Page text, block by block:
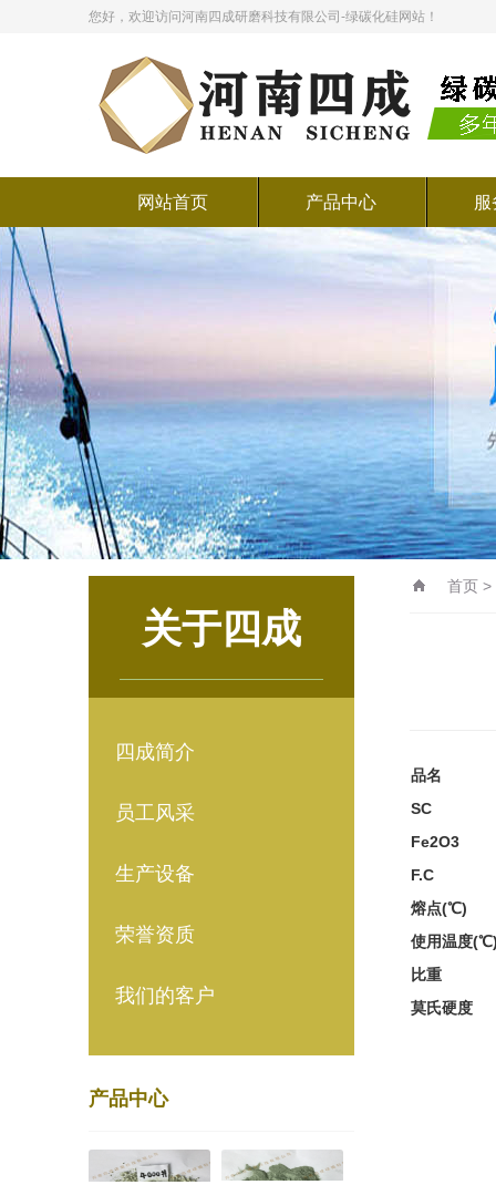
您好，欢迎访问河南四成研磨科技有限公司-绿碳化硅网站！
网站首页 产品中心
关于四成
四成简介
员工风采
生产设备
荣誉资质
我们的客户
产品中心
首页 >
品名
SC
Fe2O3
F.C
熔点(℃)
使用温度
比重
莫氏硬度